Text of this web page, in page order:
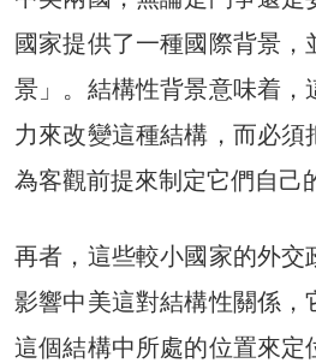
國家提供了一種國際背景
景」。結構性背景意味着，
力來改變這種結構，而必須
為客觀前提來制定它們自己
再者，這些較小國家的外交
影響中美這對結構性關係，
這個結構中所處的位置來定